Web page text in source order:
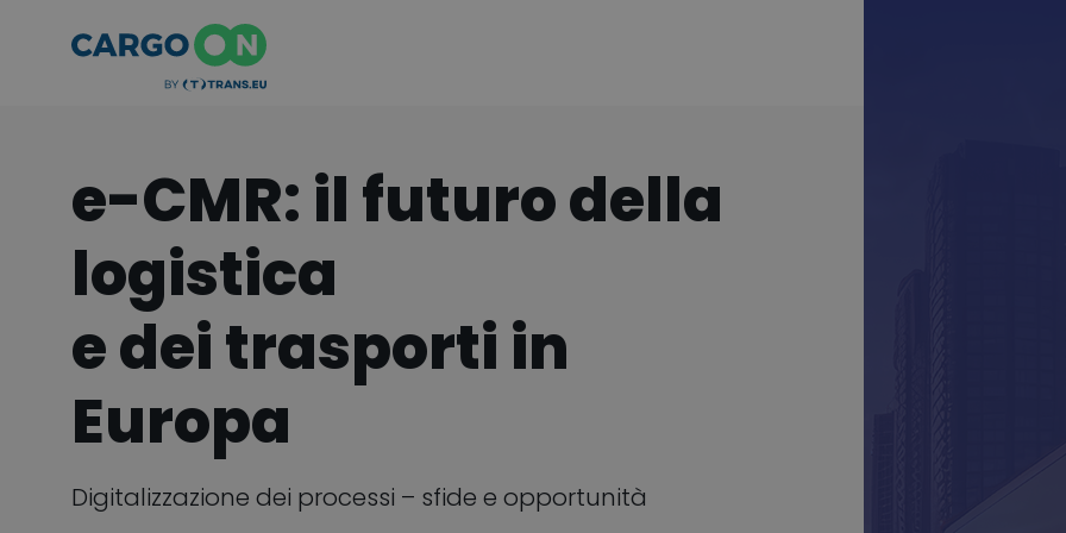
e-CMR: il futuro della
logistica
e dei trasporti in
Europa
Digitalizzazione dei processi – sfide e opportunità